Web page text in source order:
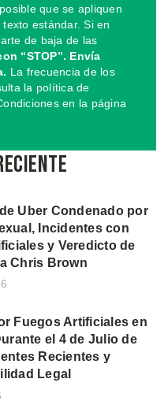
que se apliquen
estándar. Si en
de baja de las
“STOP”. Envía
La frecuencia de los
la política de
en la página
Uber Condenado por
Incidentes con
y Veredicto de
Chris Brown
Fuegos Artificiales en
el 4 de Julio de
Recientes y
Legal